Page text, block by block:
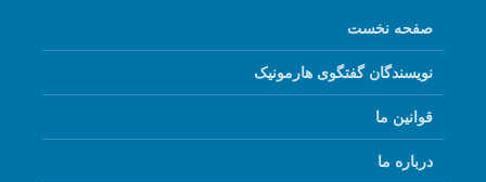
صفحه نخست
نویسندگان گفتگوی هارمونیک
قوانین ما
درباره ما